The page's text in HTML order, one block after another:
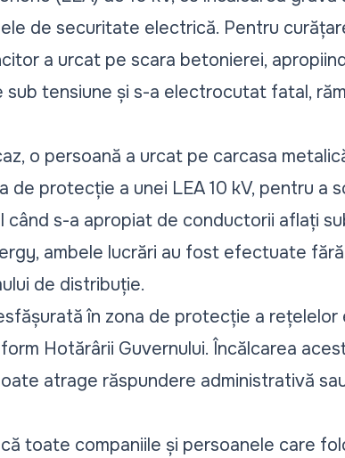
de securitate electrică. Pentru
a urcat pe scara betonierei,
tensiune și s-a electrocutat fatal,
o persoană a urcat pe carcasa
de protecție a unei LEA 10 kV, pentru a
s-a apropiat de conductorii aflați
ambele lucrări au fost efectuate
de distribuție.
în zona de protecție a
Hotărârii Guvernului. Încălcarea
atrage răspundere administrativă
toate companiile și persoanele care